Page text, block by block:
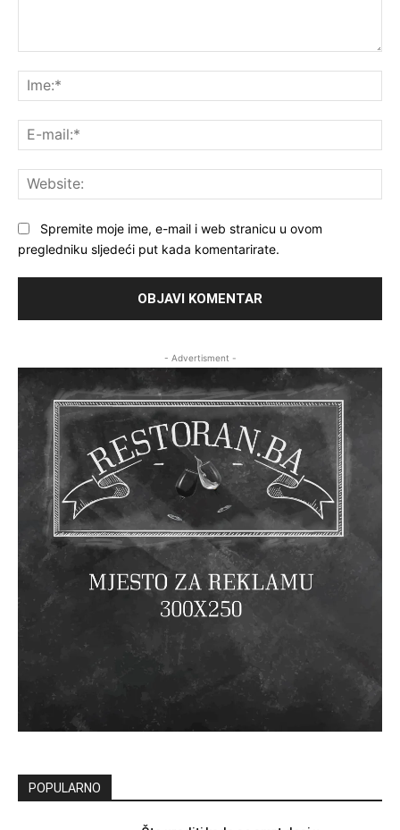
Spremite moje ime, e-mail i web stranicu u ovom
pregledniku sljedeći put kada komentarirate.
- Advertisment -
POPULARNO